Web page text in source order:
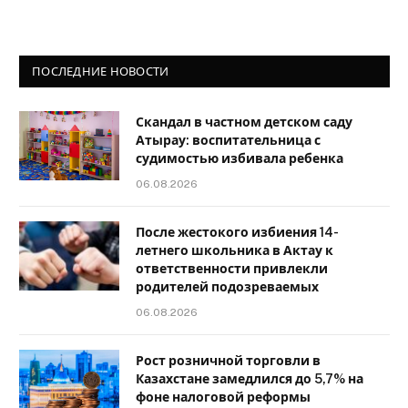
ПОСЛЕДНИЕ НОВОСТИ
Скандал в частном детском саду
Атырау: воспитательница с
судимостью избивала ребенка
06.08.2026
После жестокого избиения 14-
летнего школьника в Актау к
ответственности привлекли
родителей подозреваемых
06.08.2026
Рост розничной торговли в
Казахстане замедлился до 5,7% на
фоне налоговой реформы